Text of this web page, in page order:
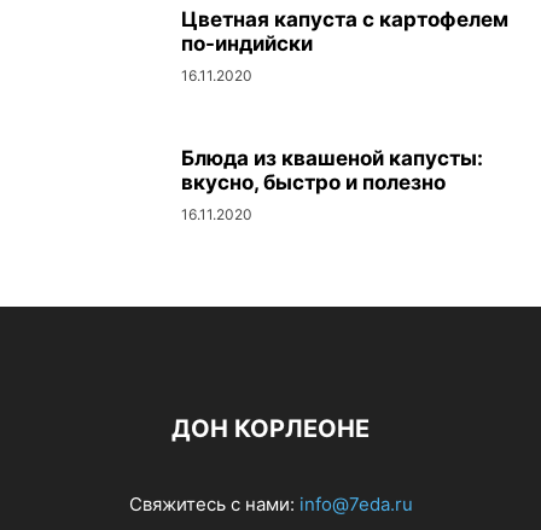
Цветная капуста с картофелем
по-индийски
16.11.2020
Блюда из квашеной капусты:
вкусно, быстро и полезно
16.11.2020
ДОН КОРЛЕОНЕ
Свяжитесь с нами: info@7eda.ru